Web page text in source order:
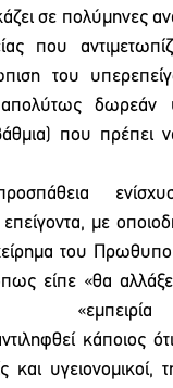
σε πολύμηνες
που
του
δωρεάν
που  πρέπει
με
του
είπε «θα
κάποιος
και  υγειονομικοί,